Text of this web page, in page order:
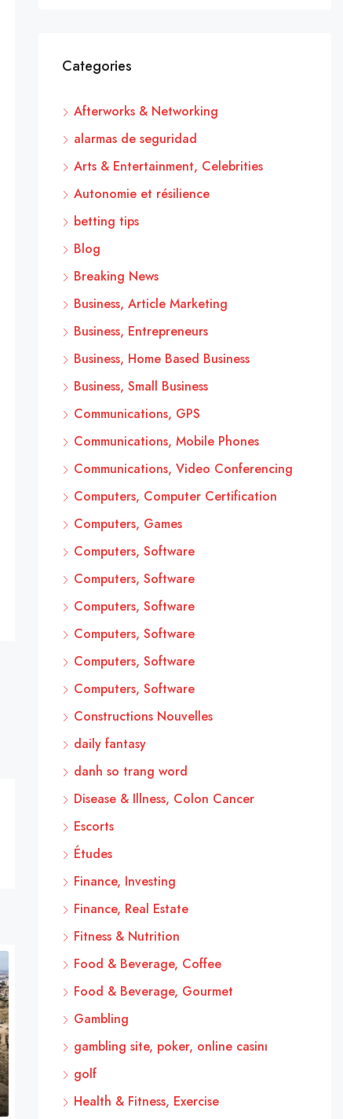
Categories
Afterworks & Networking
alarmas de seguridad
Arts & Entertainment, Celebrities
Autonomie et résilience
betting tips
Blog
Breaking News
Business, Article Marketing
Business, Entrepreneurs
Business, Home Based Business
Business, Small Business
Communications, GPS
Communications, Mobile Phones
Communications, Video Conferencing
Computers, Computer Certification
Computers, Games
Computers, Software
Computers, Software
Computers, Software
Computers, Software
Computers, Software
Computers, Software
Constructions Nouvelles
daily fantasy
danh so trang word
Disease & Illness, Colon Cancer
Escorts
Études
Finance, Investing
Finance, Real Estate
Fitness & Nutrition
Food & Beverage, Coffee
Food & Beverage, Gourmet
Gambling
gambling site, poker, online casinı
golf
Health & Fitness, Exercise